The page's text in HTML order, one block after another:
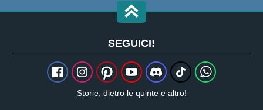
SEGUICI!
Storie, dietro le quinte e altro!